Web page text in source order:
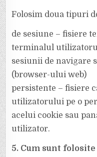
Folosim doua tipuri
de sesiune – fisiere
terminalul
sesiunii de navigare
(browser-ului web)
persistente – fisiere
utilizatorului pe o
acelui cookie sau
utilizator.
5. Cum sunt